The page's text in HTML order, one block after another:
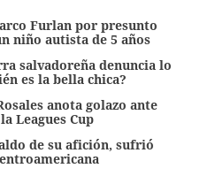
Furlan por presunto
niño autista de 5 años
salvadoreña denuncia lo
es la bella chica?
anota golazo ante
Leagues Cup
de su afición, sufrió